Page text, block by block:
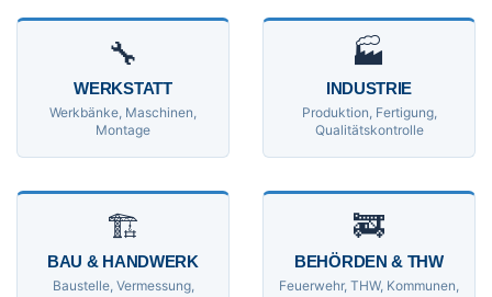
🔧
WERKSTATT
Werkbänke, Maschinen,
Montage
🏭
INDUSTRIE
Produktion, Fertigung,
Qualitätskontrolle
🏗
BAU & HANDWERK
Baustelle, Vermessung,
🚒
BEHÖRDEN & THW
Feuerwehr, THW, Kommunen,